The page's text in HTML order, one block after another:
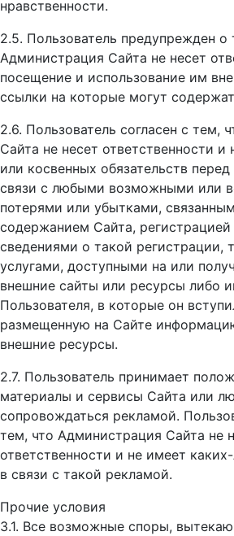
нравственности.
2.5. Пользователь предупрежден о
Администрация Сайта не несет
посещение и использование им
ссылки на которые могут
2.6. Пользователь согласен с тем,
Сайта не несет ответственности
или косвенных обязательств
связи с любыми возможными или
потерями или убытками,
содержанием Сайта, регистрацией
сведениями о такой регистрации,
услугами, доступными на или
внешние сайты или ресурсы либо
Пользователя, в которые он
размещенную на Сайте
внешние ресурсы.
2.7. Пользователь принимает
материалы и сервисы Сайта или
сопровождаться рекламой.
тем, что Администрация Сайта не
ответственности и не имеет
в связи с такой рекламой.
Прочие условия
3.1. Все возможные споры,